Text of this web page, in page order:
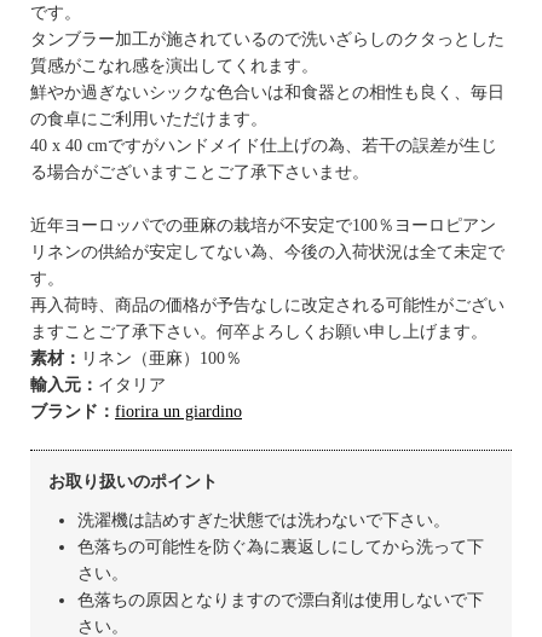
です。
タンブラー加工が施されているので洗いざらしのクタっとした
質感がこなれ感を演出してくれます。
鮮やか過ぎないシックな色合いは和食器との相性も良く、毎日
の食卓にご利用いただけます。
40 x 40 cmですがハンドメイド仕上げの為、若干の誤差が生じ
る場合がございますことご了承下さいませ。
近年ヨーロッパでの亜麻の栽培が不安定で100％ヨーロピアン
リネンの供給が安定してない為、今後の入荷状況は全て未定で
す。
再入荷時、商品の価格が予告なしに改定される可能性がござい
ますことご了承下さい。何卒よろしくお願い申し上げます。
素材： リネン（亜麻）100％
輸入元： イタリア
ブランド： fiorira un giardino
お取り扱いのポイント
洗濯機は詰めすぎた状態では洗わないで下さい。
色落ちの可能性を防ぐ為に裏返しにしてから洗って下
さい。
色落ちの原因となりますので漂白剤は使用しないで下
さい。